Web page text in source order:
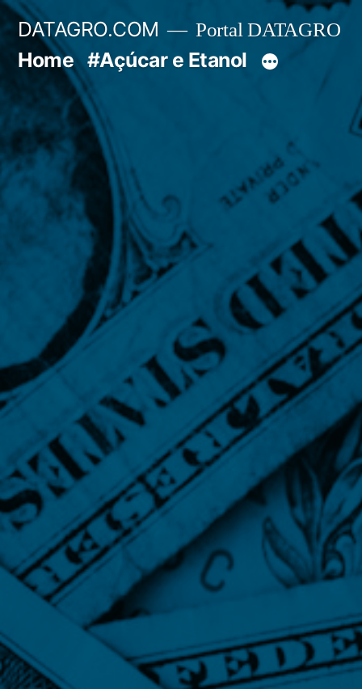
Pular
conteúdo
DATAGRO.COM Portal DATAGRO
Home #Açúcar e Etanol